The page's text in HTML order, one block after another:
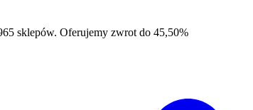
sklepów. Oferujemy zwrot do 45,50%